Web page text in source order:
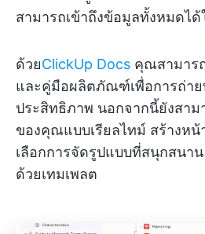
สามารถเข้าถึงข้อมูลทั้งหมดได้
ด้วยClickUp Docs คุณสามาร
และคู่มือผลิตภัณฑ์เพื่อการถ่า
ประสิทธิภาพ นอกจากนี้ยังสาม
ของคุณแบบเรียลไทม์ สร้างหน้
เลือกการจัดรูปแบบที่สนุกสนา
ด้วยเทมเพลต